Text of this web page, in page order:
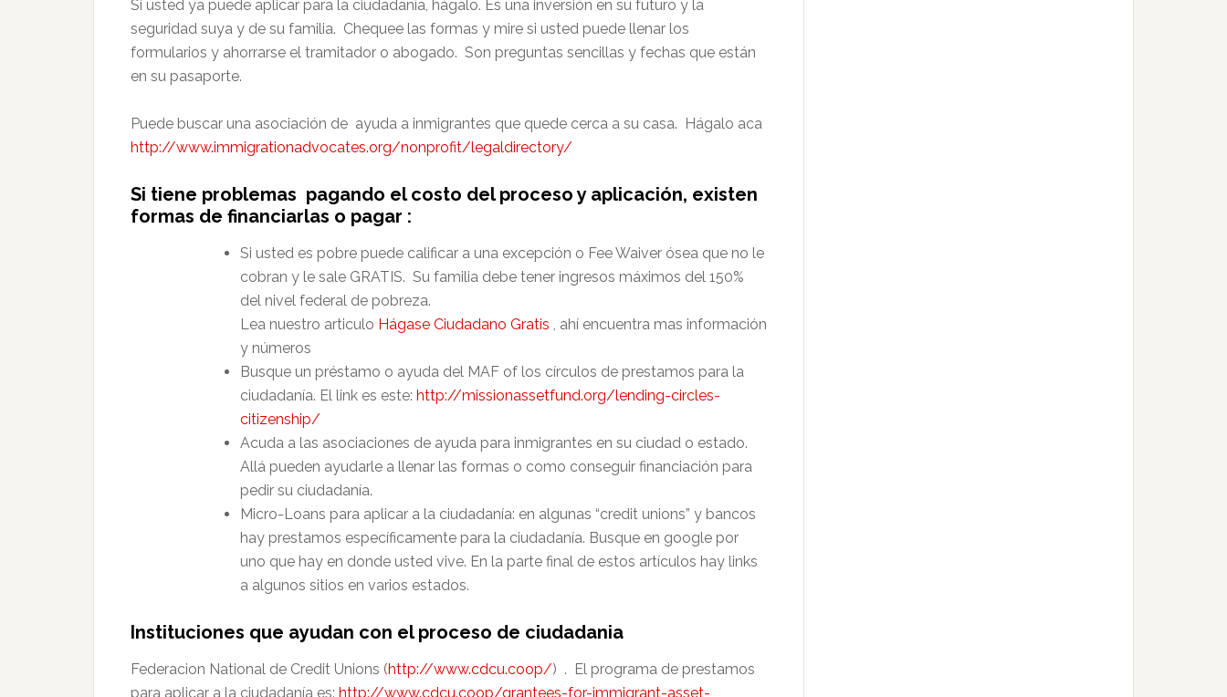
Si usted ya puede aplicar para la ciudadanía, hágalo. Es una inversión en su futuro y la
seguridad suya y de su familia. Chequee las formas y mire si usted puede llenar los
formularios y ahorrarse el tramitador o abogado. Son preguntas sencillas y fechas que están
en su pasaporte.
Puede buscar una asociación de ayuda a inmigrantes que quede cerca a su casa. Hágalo aca
http://www.immigrationadvocates.org/nonprofit/legaldirectory/
Si tiene problemas pagando el costo del proceso y aplicación, existen
formas de financiarlas o pagar :
Si usted es pobre puede calificar a una excepción o Fee Waiver ósea que no le
cobran y le sale GRATIS. Su familia debe tener ingresos máximos del 150%
del nivel federal de pobreza.
Lea nuestro articulo Hágase Ciudadano Gratis , ahí encuentra mas información
y números
Busque un préstamo o ayuda del MAF of los círculos de prestamos para la
ciudadanía. El link es este: http://missionassetfund.org/lending-circles-
citizenship/
Acuda a las asociaciones de ayuda para inmigrantes en su ciudad o estado.
Allá pueden ayudarle a llenar las formas o como conseguir financiación para
pedir su ciudadanía.
Micro-Loans para aplicar a la ciudadanía: en algunas “credit unions” y bancos
hay prestamos específicamente para la ciudadanía. Busque en google por
uno que hay en donde usted vive. En la parte final de estos artículos hay links
a algunos sitios en varios estados.
Instituciones que ayudan con el proceso de ciudadania
Federacion National de Credit Unions (http://www.cdcu.coop/) . El programa de prestamos
para aplicar a la ciudadanía es: http://www.cdcu.coop/grantees-for-immigrant-asset-